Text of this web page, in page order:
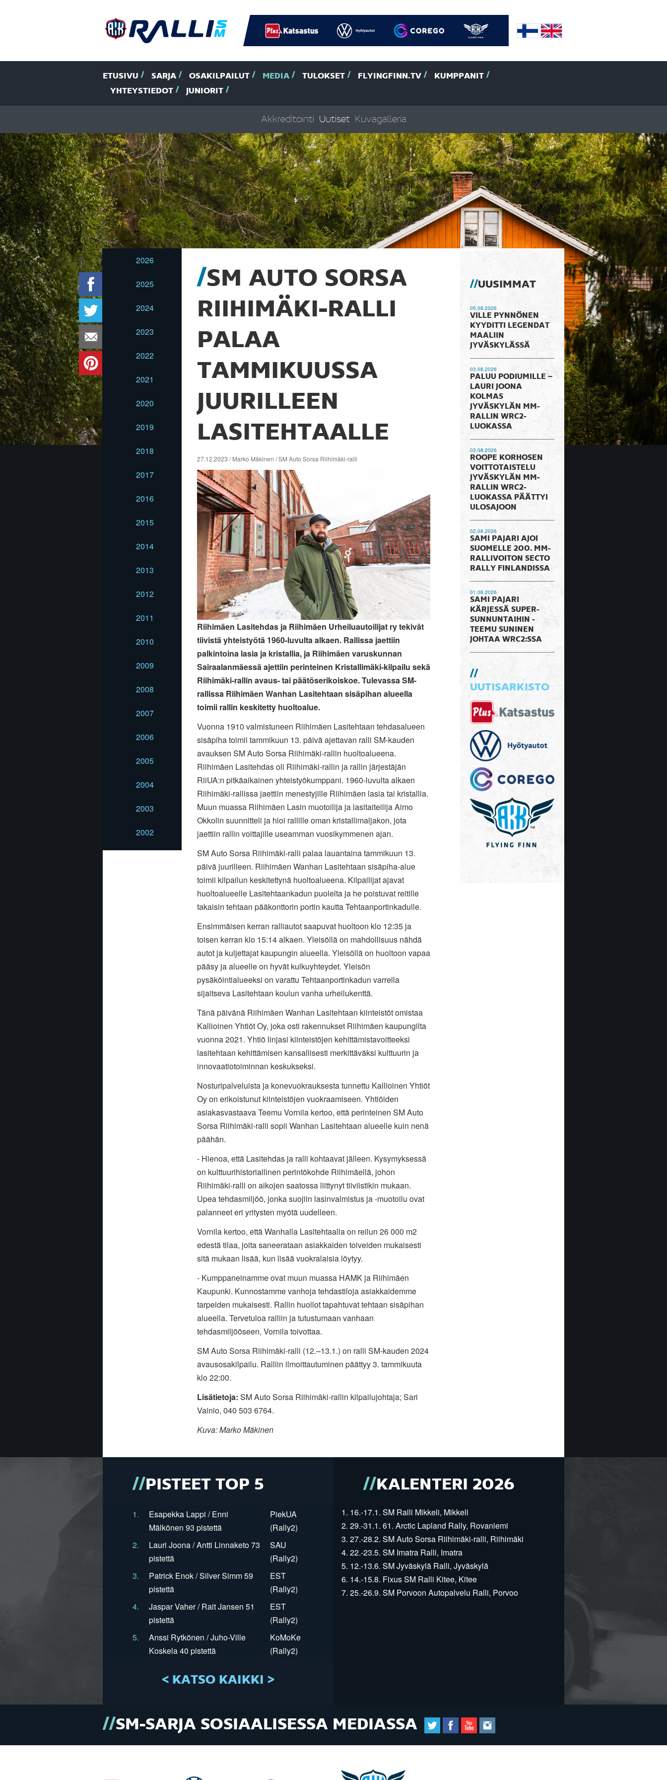
ETUSIVU SARJA OSAKILPAILUT MEDIA TULOKSET FLYINGFINN.TV
KUMPPANIT
YHTEYSTIEDOT
JUNIORIT
Akkreditointi Uutiset Kuvagalleria
2026
2025
2024
2023
2022
2021
2020
2019
2018
2017
2016
2015
2014
2013
2012
2011
2010
2009
2008
2007
2006
2005
2004
2003
2002
SM AUTO SORSA
RIIHIMÄKI-RALLI
PALAA
TAMMIKUUSSA
JUURILLEEN
LASITEHTAALLE
27.12.2023 / Marko Mäkinen / SM Auto Sorsa Riihimäki-ralli
Riihimäen Lasitehdas ja Riihimäen Urheiluautoilijat ry tekivät
tiivistä yhteistyötä 1960-luvulta alkaen. Rallissa jaettiin
palkintoina lasia ja kristallia, ja Riihimäen varuskunnan
Sairaalanmäessä ajettiin perinteinen Kristallimäki-kilpailu sekä
Riihimäki-rallin avaus- tai päätöserikoiskoe. Tulevassa SM-
rallissa Riihimäen Wanhan Lasitehtaan sisäpihan alueella
toimii rallin keskitetty huoltoalue.
Vuonna 1910 valmistuneen Riihimäen Lasitehtaan tehdasalueen
sisäpiha toimii tammikuun 13. päivä ajettavan ralli SM-kauden
avauksen SM Auto Sorsa Riihimäki-rallin huoltoalueena.
Riihimäen Lasitehdas oli Riihimäki-rallin ja rallin järjestäjän
RiiUA:n pitkäaikainen yhteistyökumppani. 1960-luvulta alkaen
Riihimäki-rallissa jaettiin menestyjille Riihimäen lasia tai kristallia.
Muun muassa Riihimäen Lasin muotoilija ja lasitaiteilija Aimo
Okkolin suunnitteli ja hioi rallille oman kristallimaljakon, jota
jaettiin rallin voittajille useamman vuosikymmenen ajan.
SM Auto Sorsa Riihimäki-ralli palaa lauantaina tammikuun 13.
päivä juurilleen. Riihimäen Wanhan Lasitehtaan sisäpiha-alue
toimii kilpailun keskitettynä huoltoalueena. Kilpailijat ajavat
huoltoalueelle Lasitehtaankadun puolelta ja he poistuvat reitille
takaisin tehtaan pääkonttorin portin kautta Tehtaanportinkadulle.
Ensimmäisen kerran ralliautot saapuvat huoltoon klo 12:35 ja
toisen kerran klo 15:14 alkaen. Yleisöllä on mahdollisuus nähdä
autot ja kuljettajat kaupungin alueella. Yleisöllä on huoltoon vapaa
pääsy ja alueelle on hyvät kulkuyhteydet. Yleisön
pysäköintialueeksi on varattu Tehtaanportinkadun varrella
sijaitseva Lasitehtaan koulun vanha urheilukenttä.
Tänä päivänä Riihimäen Wanhan Lasitehtaan kiinteistöt omistaa
Kallioinen Yhtiöt Oy, joka osti rakennukset Riihimäen kaupungilta
vuonna 2021. Yhtiö linjasi kiinteistöjen kehittämistavoitteeksi
lasitehtaan kehittämisen kansallisesti merkittäväksi kulttuurin ja
innovaatiotoiminnan keskukseksi.
Nosturipalveluista ja konevuokrauksesta tunnettu Kallioinen Yhtiöt
Oy on erikoistunut kiinteistöjen vuokraamiseen. Yhtiöiden
asiakasvastaava Teemu Vornila kertoo, että perinteinen SM Auto
Sorsa Riihimäki-ralli sopii Wanhan Lasitehtaan alueelle kuin nenä
päähän.
- Hienoa, että Lasitehdas ja ralli kohtaavat jälleen. Kysymyksessä
on kulttuurihistoriallinen perintökohde Riihimäellä, johon
Riihimäki-ralli on aikojen saatossa liittynyt tiiviistikin mukaan.
Upea tehdasmiljöö, jonka suojiin lasinvalmistus ja -muotoilu ovat
palanneet eri yritysten myötä uudelleen.
Vornila kertoo, että Wanhalla Lasitehtaalla on reilun 26 000 m2
edestä tilaa, joita saneerataan asiakkaiden toiveiden mukaisesti
sitä mukaan lisää, kun lisää vuokralaisia löytyy.
- Kumppaneinamme ovat muun muassa HAMK ja Riihimäen
Kaupunki. Kunnostamme vanhoja tehdastiloja asiakkaidemme
tarpeiden mukaisesti. Rallin huollot tapahtuvat tehtaan sisäpihan
alueella. Tervetuloa ralliin ja tutustumaan vanhaan
tehdasmiljööseen, Vornila toivottaa.
SM Auto Sorsa Riihimäki-ralli (12.–13.1.) on ralli SM-kauden 2024
avausosakilpailu. Ralliin ilmoittautuminen päättyy 3. tammikuuta
klo 22:00.
Lisätietoja: SM Auto Sorsa Riihimäki-rallin kilpailujohtaja; Sari
Vainio, 040 503 6764.
Kuva: Marko Mäkinen
UUSIMMAT
05.08.2026
VILLE PYNNÖNEN
KYYDITTI LEGENDAT
MAALIIN
JYVÄSKYLÄSSÄ
03.08.2026
PALUU PODIUMILLE –
LAURI JOONA
KOLMAS
JYVÄSKYLÄN MM-
RALLIN WRC2-
LUOKASSA
03.08.2026
ROOPE KORHOSEN
VOITTOTAISTELU
JYVÄSKYLÄN MM-
RALLIN WRC2-
LUOKASSA PÄÄTTYI
ULOSAJOON
02.08.2026
SAMI PAJARI AJOI
SUOMELLE 200. MM-
RALLIVOITON SECTO
RALLY FINLANDISSA
01.08.2026
SAMI PAJARI
KÄRJESSÄ SUPER-
SUNNUNTAIHIN -
TEEMU SUNINEN
JOHTAA WRC2:SSA
UUTISARKISTO
PISTEET TOP 5
1.
Esapekka Lappi / Enni
Mälkönen 93 pistettä
PiekUA
(Rally2)
2.
Lauri Joona / Antti Linnaketo 73
pistettä
SAU
(Rally2)
3.
Patrick Enok / Silver Simm 59
pistettä
EST
(Rally2)
4.
Jaspar Vaher / Rait Jansen 51
pistettä
EST
(Rally2)
5.
Anssi Rytkönen / Juho-Ville
Koskela 40 pistettä
KoMoKe
(Rally2)
< KATSO KAIKKI >
KALENTERI 2026
1. 16.-17.1. SM Ralli Mikkeli, Mikkeli
2. 29.-31.1. 61. Arctic Lapland Rally, Rovaniemi
3. 27.-28.2. SM Auto Sorsa Riihimäki-ralli, Riihimäki
4. 22.-23.5. SM Imatra Ralli, Imatra
5. 12.-13.6. SM Jyväskylä Ralli, Jyväskylä
6. 14.-15.8. Fixus SM Ralli Kitee, Kitee
7. 25.-26.9. SM Porvoon Autopalvelu Ralli, Porvoo
SM-SARJA SOSIAALISESSA MEDIASSA